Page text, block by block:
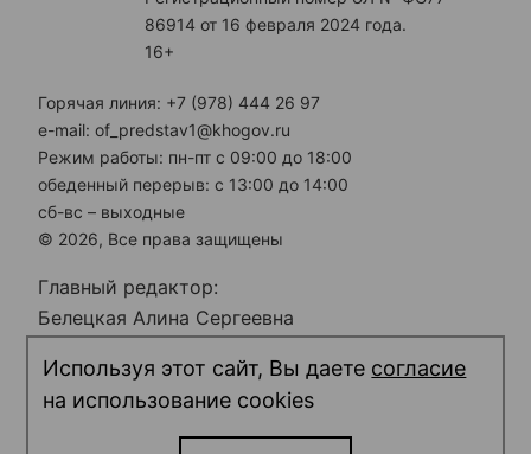
86914 от 16 февраля 2024 года.
16+
Горячая линия: +7 (978) 444 26 97
e-mail: of_predstav1@khogov.ru
Режим работы: пн-пт с 09:00 до 18:00
обеденный перерыв: с 13:00 до 14:00
сб-вс – выходные
© 2026, Все права защищены
Главный редактор:
Белецкая Алина Сергеевна
predstav_rk@khogov.ru
Телефон редакции: +7 (978) 698 12 80
Используя этот сайт, Вы даете согласие
на использование cookies